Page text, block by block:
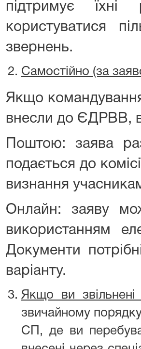
підтримує
користуватися
звернень.
Самостійно (за
Якщо
внесли до ЄДРВВ,
Поштою: заява
подається до
визнання
Онлайн: заяву
використанням
Документи
варіанту.
Якщо ви
звичайному
СП, де ви